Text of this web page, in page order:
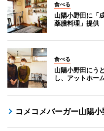
食べる
山陽小野田に「
薬膳料理」提供
食べる
山陽小野田にう
し、アットホー
コメコメバーガー山陽